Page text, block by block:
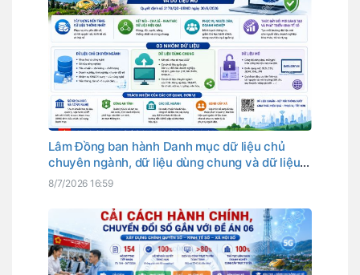
Lâm Đồng ban hành Danh mục dữ liệu chủ
chuyên ngành, dữ liệu dùng chung và dữ liệu
mở
8/7/2026 16:59